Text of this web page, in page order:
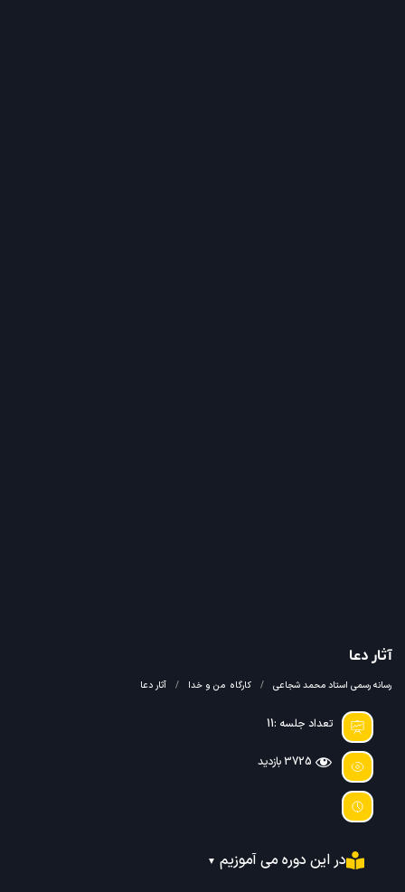
آثار دعا
رسانه رسمی استاد محمد شجاعی کارگاه من و خدا آثار دعا
تعداد جلسه :11
در این دوره می آموزیم ▼